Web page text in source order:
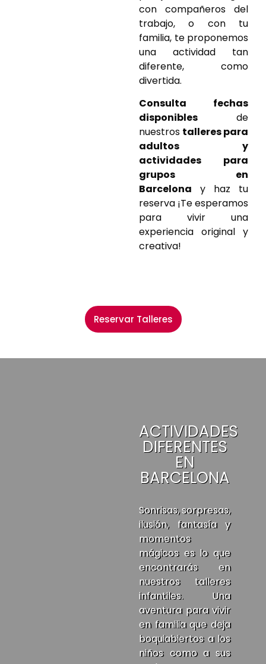
con compañeros del
trabajo, o con tu
familia, te proponemos
una actividad tan
diferente, como
divertida.
Consulta fechas
disponibles de
nuestros talleres para
adultos y
actividades para
grupos en
Barcelona y haz tu
reserva ¡Te esperamos
para vivir una
experiencia original y
creativa!
Reservar Talleres
ACTIVIDADES
DIFERENTES
EN
BARCELONA
Sonrisas, sorpresas,
ilusión, fantasía y
momentos
mágicos es lo que
encontrarás en
nuestros talleres
infantiles. Una
aventura para vivir
en familia que deja
boquiabiertos a los
niños como a sus